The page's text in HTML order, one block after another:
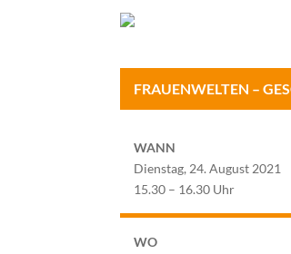
FRAUENWELTEN –
WANN
Dienstag, 24. August 2021
15.30 – 16.30 Uhr
WO